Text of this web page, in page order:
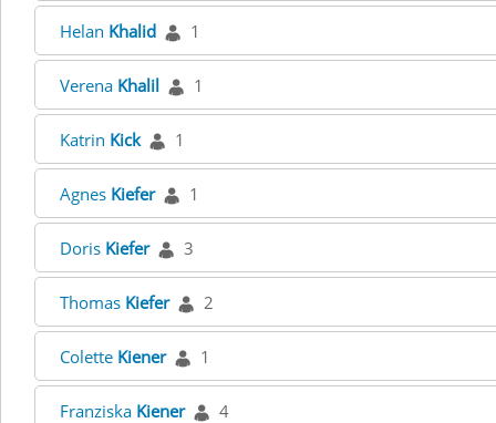
Helan Khalid 1
Verena Khalil 1
Katrin Kick 1
Agnes Kiefer 1
Doris Kiefer 3
Thomas Kiefer 2
Colette Kiener 1
Franziska Kiener 4